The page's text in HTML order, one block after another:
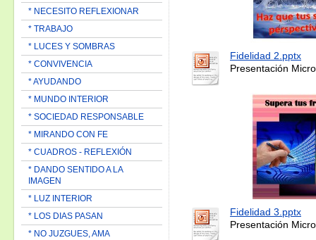
* NECESITO REFLEXIONAR
* TRABAJO
* LUCES Y SOMBRAS
* CONVIVENCIA
* AYUDANDO
* MUNDO INTERIOR
* SOCIEDAD RESPONSABLE
* MIRANDO CON FE
* CUADROS - REFLEXIÓN
* DANDO SENTIDO A LA
IMAGEN
* LUZ INTERIOR
* LOS DIAS PASAN
* NO JUZGUES, AMA
Fidelidad 2.pptx
Presentación
Fidelidad 3.pptx
Presentación